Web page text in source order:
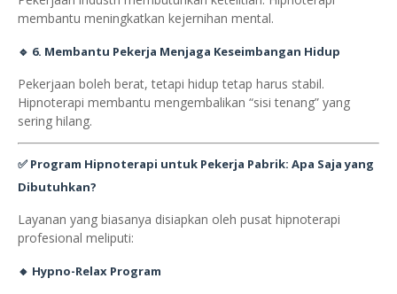
membantu meningkatkan kejernihan mental.
🔹 6. Membantu Pekerja Menjaga Keseimbangan Hidup
Pekerjaan boleh berat, tetapi hidup tetap harus stabil.
Hipnoterapi membantu mengembalikan “sisi tenang” yang
sering hilang.
✅ Program Hipnoterapi untuk Pekerja Pabrik: Apa Saja yang
Dibutuhkan?
Layanan yang biasanya disiapkan oleh pusat hipnoterapi
profesional meliputi:
🔸 Hypno-Relax Program